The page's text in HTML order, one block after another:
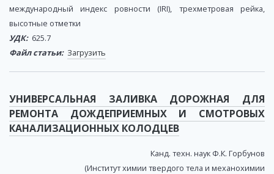
международный индекс ровности (IRI), трехметровая рейка,
высотные отметки
УДК:625.7
Файл статьи: Загрузить
УНИВЕРСАЛЬНАЯ ЗАЛИВКА ДОРОЖНАЯ ДЛЯ
РЕМОНТА ДОЖДЕПРИЕМНЫХ И СМОТРОВЫХ
КАНАЛИЗАЦИОННЫХ КОЛОДЦЕВ
Канд. техн. наук Ф.К. Горбунов
(Институт химии твердого тела и механохимии